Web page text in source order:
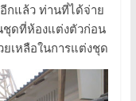
กแล้ว ท่านที่ได้จ่าย
ชุดที่ห้องแต่งตัวก่อน
เหลือในการแต่งชุด